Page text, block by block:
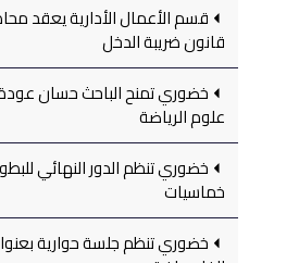
قسم الأعمال الأدارية يعقد
قانون ضريبة الدخل
خضوري تمنح الباحث حسان
علوم الرياضة
خضوري تنظم الدور النهائي
خماسيات
خضوري تنظم جلسة حوارية